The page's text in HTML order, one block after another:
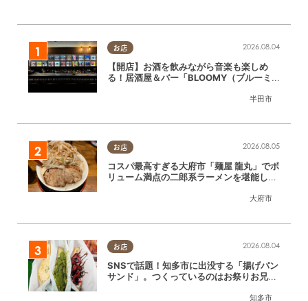
お店
半田市
2026.08.04
【開店】お酒を飲みながら音楽も楽しめ
る！居酒屋＆バー「BLOOMY（ブルーミ
お店
大府市
2026.08.05
コスパ最高すぎる大府市「麺屋 龍丸」でボ
リューム満点の二郎系ラーメンを堪能して
お店
知多市
2026.08.04
SNSで話題！知多市に出没する「揚げパン
サンド」。つくっているのはお祭りお兄さ